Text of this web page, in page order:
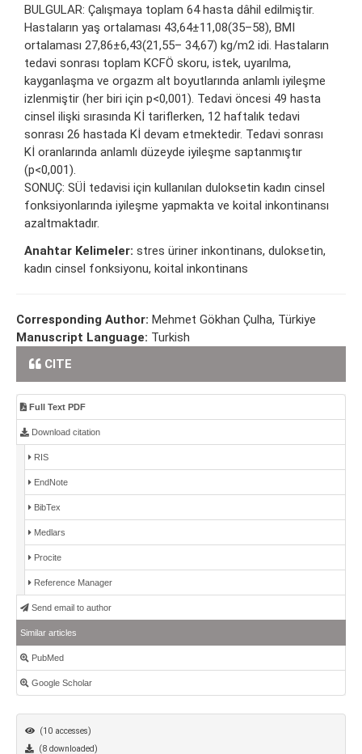
BULGULAR: Çalışmaya toplam 64 hasta dâhil edilmiştir.
Hastaların yaş ortalaması 43,64±11,08(35–58), BMI
ortalaması 27,86±6,43(21,55– 34,67) kg/m2 idi. Hastaların
tedavi sonrası toplam KCFÖ skoru, istek, uyarılma,
kayganlaşma ve orgazm alt boyutlarında anlamlı iyileşme
izlenmiştir (her biri için p<0,001). Tedavi öncesi 49 hasta
cinsel ilişki sırasında Kİ tariflerken, 12 haftalık tedavi
sonrası 26 hastada Kİ devam etmektedir. Tedavi sonrası
Kİ oranlarında anlamlı düzeyde iyileşme saptanmıştır
(p<0,001).
SONUÇ: SÜİ tedavisi için kullanılan duloksetin kadın cinsel
fonksiyonlarında iyileşme yapmakta ve koital inkontinansı
azaltmaktadır.
Anahtar Kelimeler: stres üriner inkontinans, duloksetin,
kadın cinsel fonksiyonu, koital inkontinans
Corresponding Author: Mehmet Gökhan Çulha, Türkiye
Manuscript Language: Turkish
CITE
Full Text PDF
Download citation
RIS
EndNote
BibTex
Medlars
Procite
Reference Manager
Send email to author
Similar articles
PubMed
Google Scholar
(10 accesses)
(8 downloaded)